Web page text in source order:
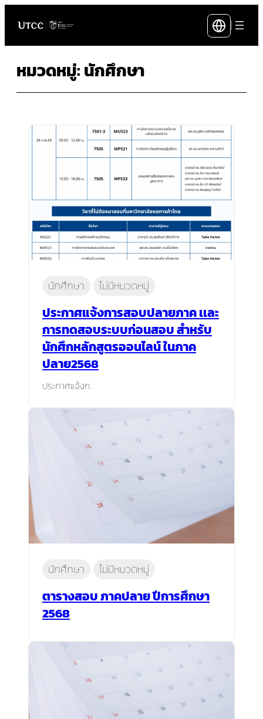
ยัง
เนื้อหา
|
หมวดหมู่:นักศึกษา
นักศึกษา ไม่มีหมวดหมู่
ประกาศแจ้งการสอบปลายภาค เเละ
การทดสอบระบบก่อนสอบ สำหรับ
นักศึกหลักสูตรออนไลน์ ในภาค
ปลาย2568
ประกาศแจ้งก…
นักศึกษา ไม่มีหมวดหมู่
ตารางสอบ ภาคปลาย ปีการศึกษา
2568